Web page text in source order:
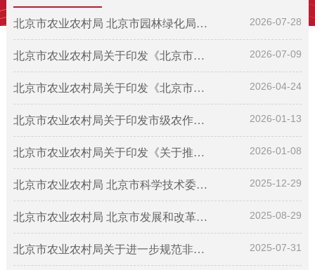
2026-07-28
北京市农业农村局 北京市园林绿化局 北京市商务局 北京市市场监督...
2026-07-09
北京市农业农村局关于印发《北京市生猪产能综合调控实施方案（20...
2026-04-24
北京市农业农村局关于印发《北京市农村集体经济合同管理办法》的...
2026-01-13
北京市农业农村局关于印发市级农作物、畜禽、水产和农业微生物种...
2026-01-08
北京市农业农村局关于印发《关于推动种业企业高质量发展的工作意...
2025-12-29
北京市农业农村局 北京市科学技术委员会、中关村科技园区管理委员...
2025-08-29
北京市农业农村局 北京市发展和改革委员会 北京市财政局 北京市...
2025-07-31
北京市农业农村局关于进一步规范非主要农作物种苗（薯）生产经营...